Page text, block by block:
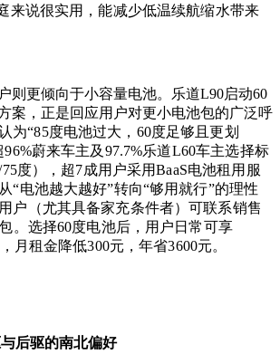
来说很实用，能减少低温续航缩水带来
则更倾向于小容量电池。乐道L90启动60
案，正是回应用户对更小电池包的广泛呼
为“85度电池过大，60度足够且更划
蔚来车主及97.7%乐道L60车主选择标
度），超7成用户采用BaaS电池租用服
“电池越大越好”转向“够用就行”的理性
户（尤其具备家充条件者）可联系销售
。选择60度电池后，用户日常可享
月租金降低300元，年省3600元。
后驱的南北偏好